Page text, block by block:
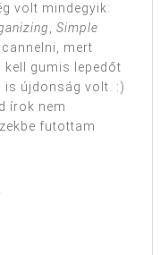
volt mindegyik:
, Simple
mert
kell gumis lepedőt
is újdonság volt. :)
írok nem
futottam